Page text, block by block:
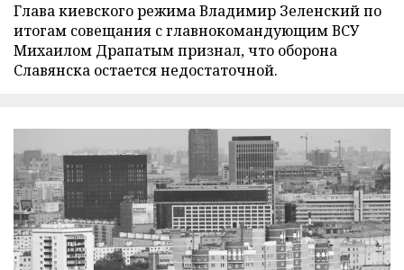
Глава киевского режима Владимир Зеленский по
итогам совещания с главнокомандующим ВСУ
Михаилом Драпатым признал, что оборона
Славянска остается недостаточной.